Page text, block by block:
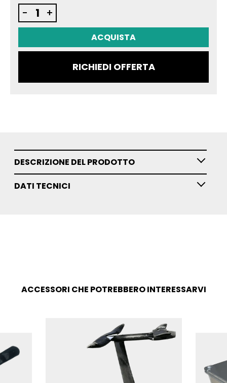
Shims
negativi
per
+
-
ACQUISTA
RICHIEDI OFFERTA
DESCRIZIONE DEL PRODOTTO
DATI TECNICI
ACCESSORI CHE POTREBBERO INTERESSARVI